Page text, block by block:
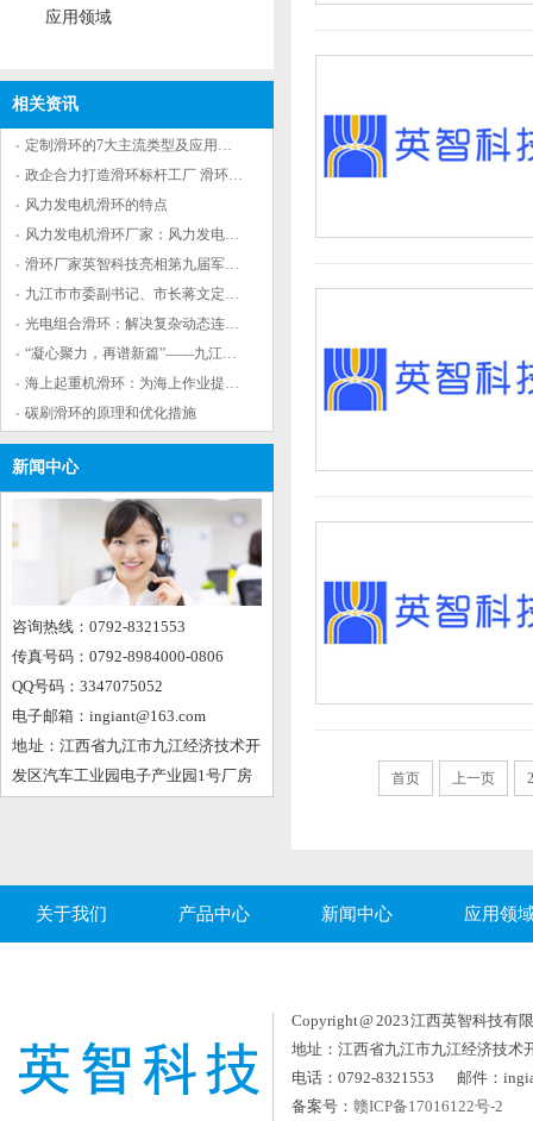
应用领域
相关资讯
定制滑环的7大主流类型及应用场景解析
政企合力打造滑环标杆工厂 滑环领军企业九江基
风力发电机滑环的特点
风力发电机滑环厂家：风力发电机滑环的作用
滑环厂家英智科技亮相第九届军事智能技术装备
九江市市委副书记、市长蒋文定来英智科技调研
光电组合滑环：解决复杂动态连接问题的有效工
“凝心聚力，再谱新篇”——九江英智科技2023年
海上起重机滑环：为海上作业提供重要保障
碳刷滑环的原理和优化措施
新闻中心
咨询热线：0792-8321553
传真号码：0792-8984000-0806
QQ号码：3347075052
电子邮箱：ingiant@163.com
地 址：江西省九江市九江经济技术开
发区汽车工业园电子产业园1号厂房
首页 上一页
关于我们 产品中心 新闻中心 应用领
Copyright @ 2023 江西英智科技有
地址：江西省九江市九江经济技术
电话：0792-8321553 邮件：
备案号： 赣ICP备17016122号-2